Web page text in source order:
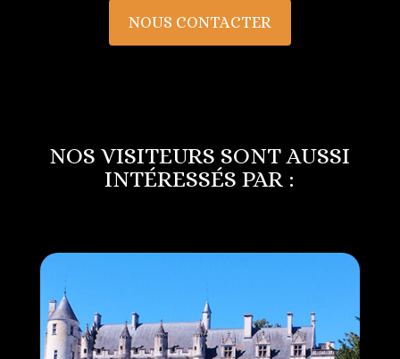
NOUS CONTACTER
NOS VISITEURS SONT AUSSI
INTÉRESSÉS PAR :